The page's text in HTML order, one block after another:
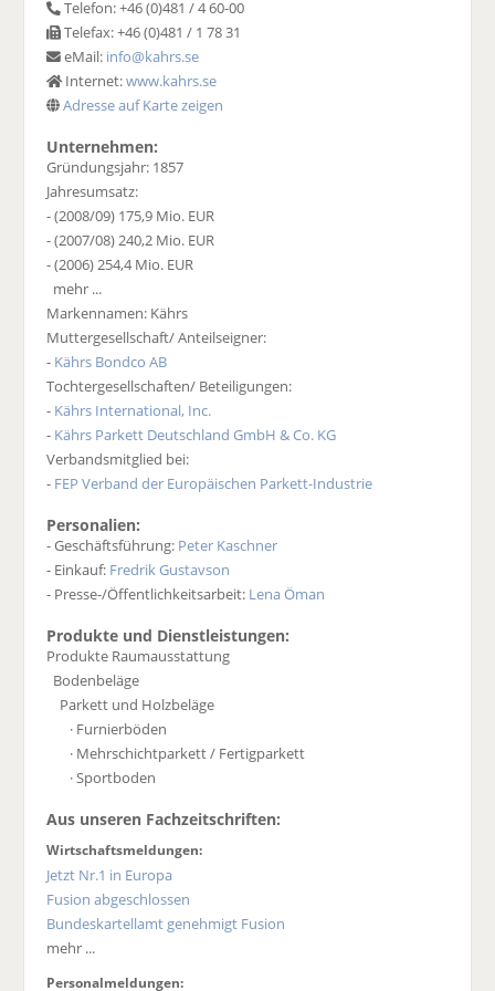
Telefon: +46 (0)481 / 4 60-00
Telefax: +46 (0)481 / 1 78 31
eMail: info@kahrs.se
Internet:www.kahrs.se
Adresse auf Karte zeigen
Unternehmen:
Gründungsjahr: 1857
Jahresumsatz:
- (2008/09) 175,9 Mio. EUR
- (2007/08) 240,2 Mio. EUR
- (2006) 254,4 Mio. EUR
mehr ...
Markennamen: Kährs
Muttergesellschaft/ Anteilseigner:
- Kährs Bondco AB
Tochtergesellschaften/ Beteiligungen:
- Kährs International, Inc.
- Kährs Parkett Deutschland GmbH & Co. KG
Verbandsmitglied bei:
- FEP Verband der Europäischen Parkett-Industrie
Personalien:
- Geschäftsführung: Peter Kaschner
- Einkauf: Fredrik Gustavson
- Presse-/Öffentlichkeitsarbeit: Lena Öman
Produkte und Dienstleistungen:
Produkte Raumausstattung
Bodenbeläge
Parkett und Holzbeläge
· Furnierböden
· Mehrschichtparkett / Fertigparkett
· Sportboden
Aus unseren Fachzeitschriften:
Wirtschaftsmeldungen:
Jetzt Nr.1 in Europa
Fusion abgeschlossen
Bundeskartellamt genehmigt Fusion
mehr ...
Personalmeldungen: